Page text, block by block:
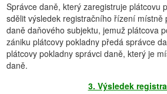
Správce daně, který zaregistruje plátcovu
sdělit výsledek registračního řízení místně
daně daňového subjektu, jemuž plátcova
zániku plátcovy pokladny předá správce
plátcovy pokladny správci daně, který je
daně.
3. Výsledek